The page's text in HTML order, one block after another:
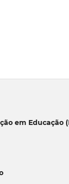
em Educação